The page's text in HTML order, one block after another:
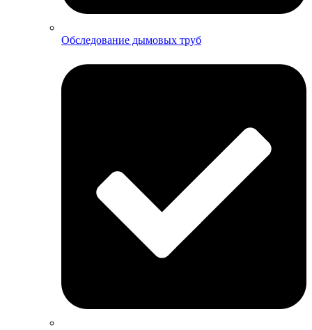
Обследование дымовых труб